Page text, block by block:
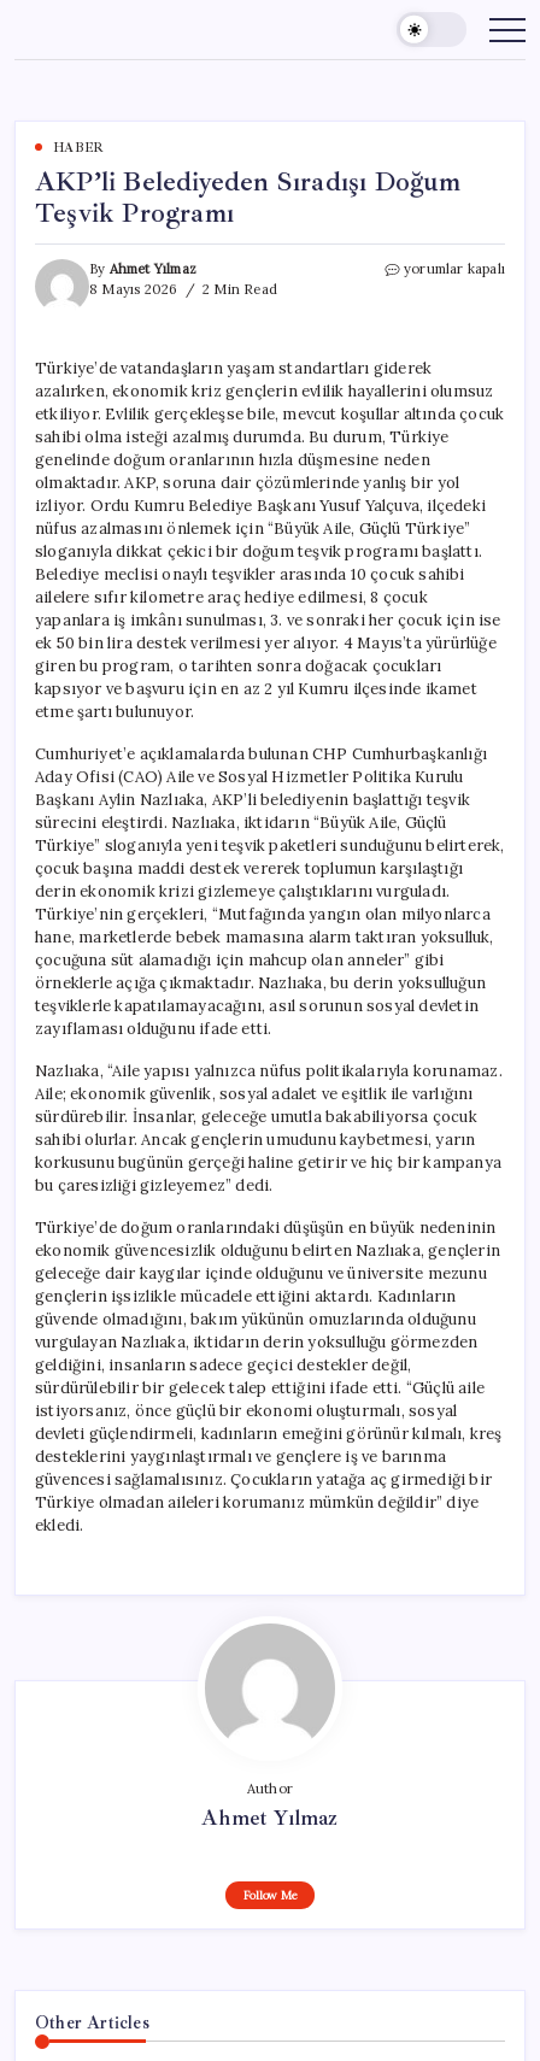
content
HABER
AKP’li Belediyeden Sıradışı Doğum
Teşvik Programı
By Ahmet Yılmaz
8 Mayıs 2026
2 Min Read
AKP’li
Programı
için
yorumlar kapalı
Türkiye’de vatandaşların yaşam standartları giderek
azalırken, ekonomik kriz gençlerin evlilik hayallerini olumsuz
etkiliyor. Evlilik gerçekleşse bile, mevcut koşullar altında çocuk
sahibi olma isteği azalmış durumda. Bu durum, Türkiye
genelinde doğum oranlarının hızla düşmesine neden
olmaktadır. AKP, soruna dair çözümlerinde yanlış bir yol
izliyor. Ordu Kumru Belediye Başkanı Yusuf Yalçuva, ilçedeki
nüfus azalmasını önlemek için “Büyük Aile, Güçlü Türkiye”
sloganıyla dikkat çekici bir doğum teşvik programı başlattı.
Belediye meclisi onaylı teşvikler arasında 10 çocuk sahibi
ailelere sıfır kilometre araç hediye edilmesi, 8 çocuk
yapanlara iş imkânı sunulması, 3. ve sonraki her çocuk için ise
ek 50 bin lira destek verilmesi yer alıyor. 4 Mayıs’ta yürürlüğe
giren bu program, o tarihten sonra doğacak çocukları
kapsıyor ve başvuru için en az 2 yıl Kumru ilçesinde ikamet
etme şartı bulunuyor.
Cumhuriyet’e açıklamalarda bulunan CHP Cumhurbaşkanlığı
Aday Ofisi (CAO) Aile ve Sosyal Hizmetler Politika Kurulu
Başkanı Aylin Nazlıaka, AKP’li belediyenin başlattığı teşvik
sürecini eleştirdi. Nazlıaka, iktidarın “Büyük Aile, Güçlü
Türkiye” sloganıyla yeni teşvik paketleri sunduğunu belirterek,
çocuk başına maddi destek vererek toplumun karşılaştığı
derin ekonomik krizi gizlemeye çalıştıklarını vurguladı.
Türkiye’nin gerçekleri, “Mutfağında yangın olan milyonlarca
hane, marketlerde bebek mamasına alarm taktıran yoksulluk,
çocuğuna süt alamadığı için mahcup olan anneler” gibi
örneklerle açığa çıkmaktadır. Nazlıaka, bu derin yoksulluğun
teşviklerle kapatılamayacağını, asıl sorunun sosyal devletin
zayıflaması olduğunu ifade etti.
Nazlıaka, “Aile yapısı yalnızca nüfus politikalarıyla korunamaz.
Aile; ekonomik güvenlik, sosyal adalet ve eşitlik ile varlığını
sürdürebilir. İnsanlar, geleceğe umutla bakabiliyorsa çocuk
sahibi olurlar. Ancak gençlerin umudunu kaybetmesi, yarın
korkusunu bugünün gerçeği haline getirir ve hiç bir kampanya
bu çaresizliği gizleyemez” dedi.
Türkiye’de doğum oranlarındaki düşüşün en büyük nedeninin
ekonomik güvencesizlik olduğunu belirten Nazlıaka, gençlerin
geleceğe dair kaygılar içinde olduğunu ve üniversite mezunu
gençlerin işsizlikle mücadele ettiğini aktardı. Kadınların
güvende olmadığını, bakım yükünün omuzlarında olduğunu
vurgulayan Nazlıaka, iktidarın derin yoksulluğu görmezden
geldiğini, insanların sadece geçici destekler değil,
sürdürülebilir bir gelecek talep ettiğini ifade etti. “Güçlü aile
istiyorsanız, önce güçlü bir ekonomi oluşturmalı, sosyal
devleti güçlendirmeli, kadınların emeğini görünür kılmalı, kreş
desteklerini yaygınlaştırmalı ve gençlere iş ve barınma
güvencesi sağlamalısınız. Çocukların yatağa aç girmediği bir
Türkiye olmadan aileleri korumanız mümkün değildir” diye
ekledi.
Author
Ahmet Yılmaz
Follow Me
Other Articles